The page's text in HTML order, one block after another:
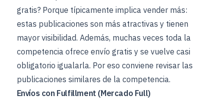
gratis? Porque típicamente implica vender más:
estas publicaciones son más atractivas y tienen
mayor visibilidad. Además, muchas veces toda la
competencia ofrece envío gratis y se vuelve casi
obligatorio igualarla. Por eso conviene revisar las
publicaciones similares de la competencia.
Envíos con Fulfillment (Mercado Full)